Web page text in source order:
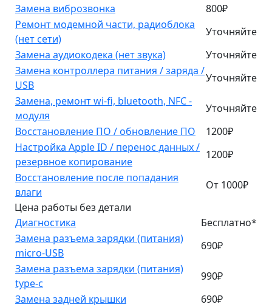
Замена виброзвонка
800₽
Ремонт модемной части, радиоблока
(нет сети)
Уточняйте
Замена аудиокодека (нет звука)
Уточняйте
Замена контроллера питания / заряда /
USB
Уточняйте
Замена, ремонт wi-fi, bluetooth, NFC -
модуля
Уточняйте
Восстановление ПО / обновление ПО
1200₽
Настройка Apple ID / перенос данных /
резервное копирование
1200₽
Восстановление после попадания
влаги
От 1000₽
Цена работы без детали
Диагностика
Бесплатно*
Замена разъема зарядки (питания)
micro-USB
690₽
Замена разъема зарядки (питания)
type-c
990₽
Замена задней крышки
690₽